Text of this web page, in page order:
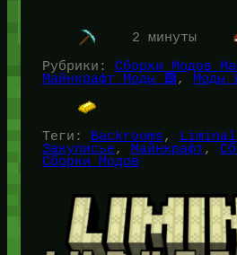
2 минуты
Рубрики: Сборки Модов
Майнкрафт Моды 🟩 , Моды
Теги: Backrooms,
Закулисье, Майнкрафт,
Сборки Модов